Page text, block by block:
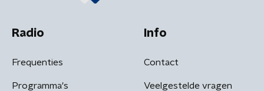
Radio
Frequenties
Programma's
Info
Contact
Veelgestelde vragen